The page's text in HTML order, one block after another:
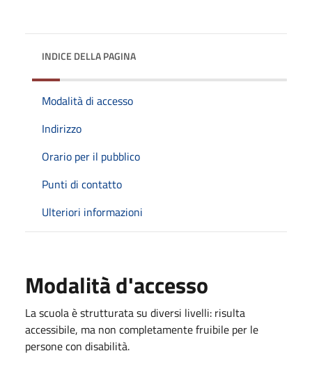
INDICE DELLA PAGINA
Modalità di accesso
Indirizzo
Orario per il pubblico
Punti di contatto
Ulteriori informazioni
Modalità d'accesso
La scuola è strutturata su diversi livelli: risulta
accessibile, ma non completamente fruibile per le
persone con disabilità.